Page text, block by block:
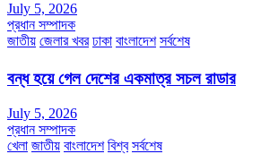
July 5, 2026
প্রধান সম্পাদক
জাতীয় জেলার খবর ঢাকা বাংলাদেশ সর্বশেষ
বন্ধ হয়ে গেল দেশের একমাত্র সচল রাডার
July 5, 2026
প্রধান সম্পাদক
খেলা জাতীয় বাংলাদেশ বিশ্ব সর্বশেষ